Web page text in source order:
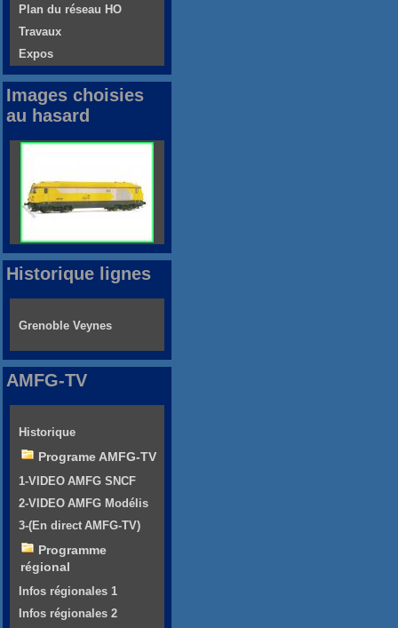
Plan du réseau HO
Travaux
Expos
Images choisies
au hasard
Historique lignes
Grenoble Veynes
AMFG-TV
Historique
Programe AMFG-TV
1-VIDEO AMFG SNCF
2-VIDEO AMFG Modélis
3-(En direct AMFG-TV)
Programme
régional
Infos régionales 1
Infos régionales 2